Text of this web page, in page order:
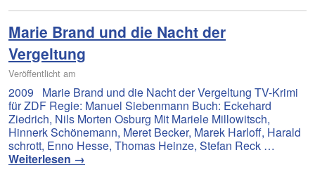
Marie Brand und die Nacht der
Vergeltung
Veröffentlicht am
2009 Marie Brand und die Nacht der Vergeltung TV-Krimi
für ZDF Regie: Manuel Siebenmann Buch: Eckehard
Ziedrich, Nils Morten Osburg Mit Mariele Millowitsch,
Hinnerk Schönemann, Meret Becker, Marek Harloff, Harald
schrott, Enno Hesse, Thomas Heinze, Stefan Reck …
Weiterlesen →